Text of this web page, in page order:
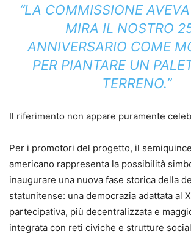
“LA COMMISSIONE
MIRA IL NOSTRO
ANNIVERSARIO COME
PER PIANTARE UN
TERRENO.”
Il riferimento non appare puramente
Per i promotori del progetto, il
americano rappresenta la possibilità
inaugurare una nuova fase storica della
statunitense: una democrazia adattata al
partecipativa, più decentralizzata e
integrata con reti civiche e strutture